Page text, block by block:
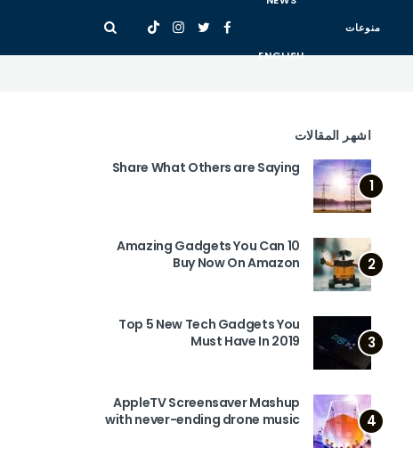
منوعات
ENGLISH
اشهر المقالات
1
Share What Others are Saying
2
10 Amazing Gadgets You Can
Buy Now On Amazon
3
Top 5 New Tech Gadgets You
Must Have In 2019
4
AppleTV Screensaver Mashup
with never-ending drone music